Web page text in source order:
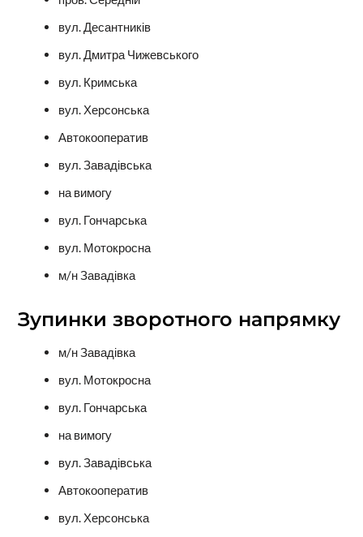
вул. Десантників
вул. Дмитра Чижевського
вул. Кримська
вул. Херсонська
Автокооператив
вул. Завадівська
на вимогу
вул. Гончарська
вул. Мотокросна
м/н Завадівка
Зупинки зворотного напрямку
м/н Завадівка
вул. Мотокросна
вул. Гончарська
на вимогу
вул. Завадівська
Автокооператив
вул. Херсонська